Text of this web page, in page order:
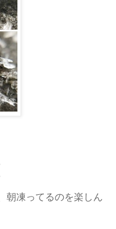
朝凍ってるのを楽しん